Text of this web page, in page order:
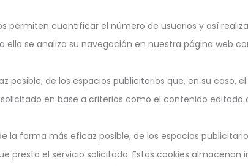
permiten cuantificar el número de usuarios y así
se analiza su navegación en nuestra página web
de los espacios publicitarios que, en su caso,
en base a criterios como el contenido editado
la forma más eficaz posible, de los espacios
presta el servicio solicitado. Estas cookies almacenan